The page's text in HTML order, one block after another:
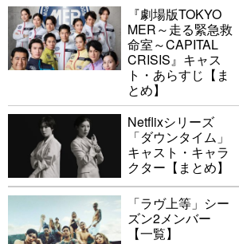
『劇場版TOKYO
MER～走る緊急救
命室～CAPITAL
CRISIS』キャス
ト・あらすじ【ま
とめ】
Netflixシリーズ
「ダウンタイム」
キャスト・キャラ
クター【まとめ】
「ラヴ上等」シー
ズン2メンバー
【一覧】